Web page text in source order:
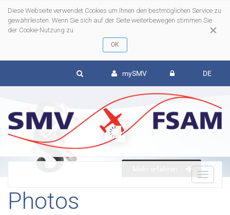
×
Diese Webseite verwendet Cookies um Ihnen den bestmöglichen Service zu
gewährleisten. Wenn Sie sich auf der Seite weiterbewegen stimmen Sie
der Cookie-Nutzung zu
mySMV DE
Photos